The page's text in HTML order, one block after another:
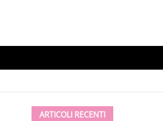
ARTICOLI RECENTI